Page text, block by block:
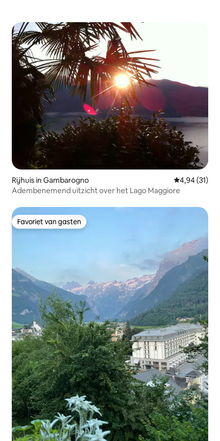
Rijhuis in Gambarogno Gemiddelde
4,94 (31)
Adembenemend uitzicht over het Lago Maggiore
Favoriet van gasten
Favoriet van gasten